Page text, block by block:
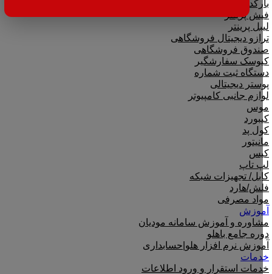
بارکدخوان
فیش پرینتر
لیبل پرینتر
ترازو دیجیتال فروشگاهی
صندوق فروشگاهی
کیوسک سفارشگیر
دستگاه ثبت شماره
پوستر دیجیتالی
لوازم جانبی کامپیوتر
موس
کیبورد
کول پد
مانیتور
کیس
لپ تاپ
کابل/ تجهیزات شبکه
فلش/هارد
مواد مصرفی
آموزش
مشاوره و آموزش سامانه مودیان
دوره جامع باهلو
آموزش نرم افزار هلو|حسابداری
خدمات
خدمات استقرار و ورود اطلاعات